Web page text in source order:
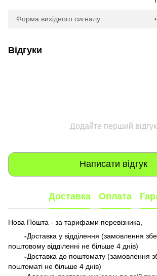
Форма вихідного сигналу:
Відгуки
Додайте перший відгук
Написати відгук
Доставка Оплата
Нова Пошта - за тарифами перевізника,
-Доставка у відділення (замовлення
поштовому відділенні не більше 4 днів)
-Доставка до поштомату (замовлення
поштоматі не більше 4 днів)